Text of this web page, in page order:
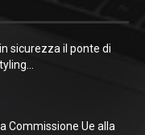
sicurezza il ponte di
Commissione Ue alla